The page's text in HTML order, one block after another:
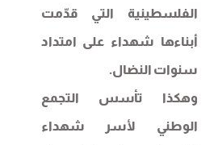
الفلسطينية التي قدّمت
أبناءها شهداء على امتداد
سنوات النضال.
وهكذا تأسس التجمع
الوطني لأسر شهداء